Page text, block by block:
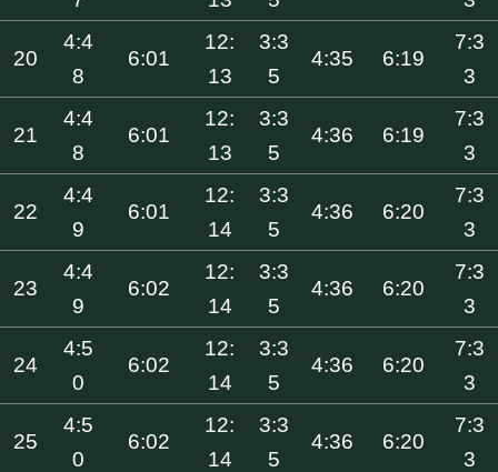
20
4:4
8
6:01
12:
13
3:3
5
4:35 6:19
7:3
3
21
4:4
8
6:01
12:
13
3:3
5
4:36 6:19
7:3
3
22
4:4
9
6:01
12:
14
3:3
5
4:36 6:20
7:3
3
23
4:4
9
6:02
12:
14
3:3
5
4:36 6:20
7:3
3
24
4:5
0
6:02
12:
14
3:3
5
4:36 6:20
7:3
3
25
4:5
0
6:02
12:
14
3:3
5
4:36 6:20
7:3
3